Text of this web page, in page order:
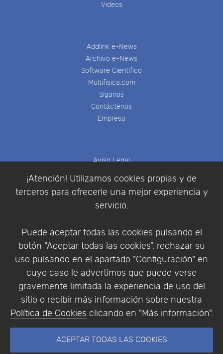
¡Atención! Utilizamos cookies propias y de
terceros para ofrecerle una mejor experiencia y
servicio.
Puede aceptar todas las cookies pulsando el
botón “Aceptar todas las cookies”, rechazar su
uso pulsando en el apartado "Configuración" en
cuyo caso le advertimos que puede verse
gravemente limitada la experiencia de uso del
sitio o recibir más información sobre nuestra
Política de Cookies clicando en "Más información".
ACEPTAR TODAS LAS COOKIES
Videos
Addlink e-News
Archivo e-News
Software Científico
Multifisica.com
Síganos
Contáctenos
Empresa
Aviso Legal
Política de Privacidad
Condiciones de compra
Identificarse
Empresa|Aviso Legal| Política de Privacidad |
Política de Cookies
© Copyright 1994 - 2026. Addlink Software
Científico, S.L.
Portugal.